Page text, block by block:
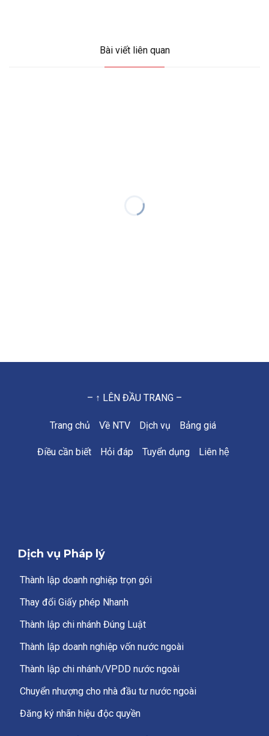
Bài viết liên quan
– ↑ LÊN ĐẦU TRANG –
Trang chủ Về NTV Dịch vụ Bảng giá
Điều cần biết Hỏi đáp Tuyển dụng Liên hệ
Dịch vụ Pháp lý
Thành lập doanh nghiệp trọn gói
Thay đổi Giấy phép Nhanh
Thành lập chi nhánh Đúng Luật
Thành lập doanh nghiệp vốn nước ngoài
Thành lập chi nhánh/VPDD nước ngoài
Chuyển nhượng cho nhà đầu tư nước ngoài
Đăng ký nhãn hiệu độc quyền